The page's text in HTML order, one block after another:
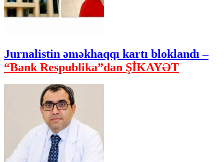
Jurnalistin əməkhaqqı kartı bloklandı –
“Bank Respublika”dan ŞİKAYƏT